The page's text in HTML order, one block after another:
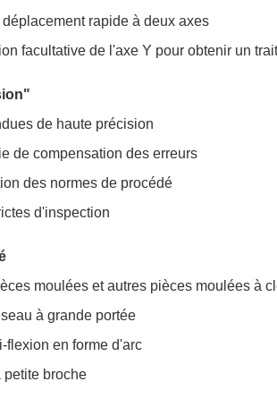
rapide à deux axes
facultative de l'axe Y pour obtenir un
de haute précision
de compensation des erreurs
des normes de procédé
d'inspection
moulées et autres pièces moulées à
à grande portée
flexion en forme d'arc
petite broche